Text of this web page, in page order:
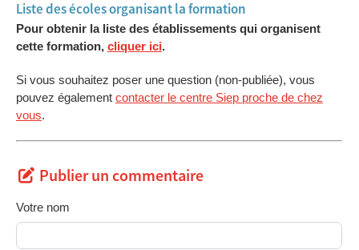
Liste des écoles organisant la formation
Pour obtenir la liste des établissements qui organisent
cette formation, cliquer ici.
Si vous souhaitez poser une question (non-publiée), vous
pouvez également contacter le centre Siep proche de chez
vous.
Publier un commentaire
Votre nom